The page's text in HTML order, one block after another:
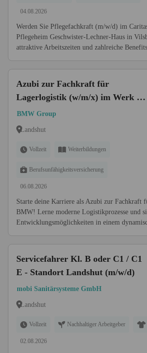
04.08.2026
Werden Sie Pflegefachkraft (m/w/d) im
Pflegeheim Geschwister-Lechner-Haus in
attraktive Arbeitszeiten und zahlreiche
Azubi zur Fachkraft für
Lagerlogistik (w/m/x) im Werk [6
Plätze]
BMW Group
Landshut
Vollzeit Weiterbildungen
Berufsunfähigkeitsversicherung
06.08.2026
Starte deine Karriere als Azubi zur Fachkraft
BMW! Lerne moderne Logistikprozesse und
Entwicklungsmöglichkeiten in einem
Servicefahrer Kl. B oder C1 / C1
E - Standort Landshut (m/w/d)
mobi Sanitärsysteme GmbH
Landshut
Vollzeit Nachhaltiger Arbeitgeber
02.08.2026